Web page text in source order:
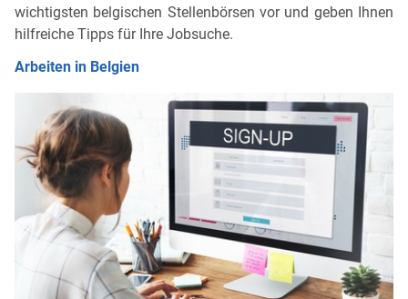
wichtigsten belgischen Stellenbörsen vor und geben Ihnen
hilfreiche Tipps für Ihre Jobsuche.
Arbeiten in Belgien